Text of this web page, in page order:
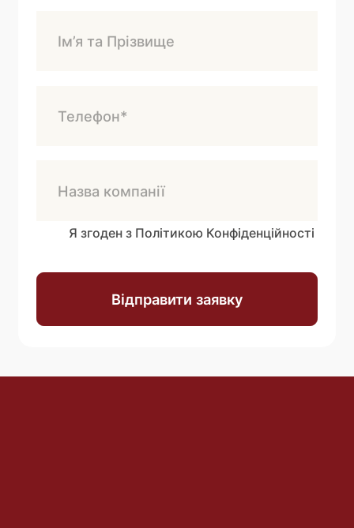
Я згоден з Політикою Конфіденційності
Відправити заявку